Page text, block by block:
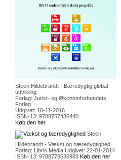
Steen Hildebrandt - Bæredygtig global
udvikling
Forlag: Jurist- og Økonomforbundets
Forlag
Udgivet: 18-11-2016
ISBN-13: 9788757436440
Køb den her
Steen
Hildebrandt - Vækst og bæredygtighed
Forlag: Libris Media Udgivet: 22-01-2014
ISBN-13: 9788778536983 Køb den her